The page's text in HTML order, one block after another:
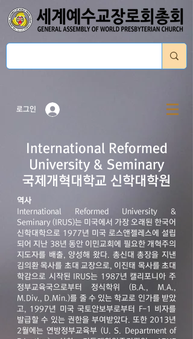
로그인
International Reformed
University & Seminary
​국제개혁대학교 신학대학원
역사
International Reformed University &
Seminary (IRUS)는 미국에서 가장 오래된 한국어
신학대학으로 1977년 미국 로스앤젤레스에 설립
되어 지난 38년 동안 이민교회에 필요한 개혁주의
지도자를 배출, 양성해 왔다. 총신대 총장을 지낸
김의환 목사를 초대 교장으로, 이진태 목사를 초대
학감으로 시작된 IRUS는 1987년 캘리포니아 주
정부교육국으로부터 정식학위 (B.A., M.A.,
M.Div., D.Min.)를 줄 수 있는 학교로 인가를 받았
고, 1997년 미국 국토안보부로부터 F-1 비자를
발급할 수 있는 권한을 부여받았다. 또한 2013년
2월에는 연방정부교육부 (U. S. Department of